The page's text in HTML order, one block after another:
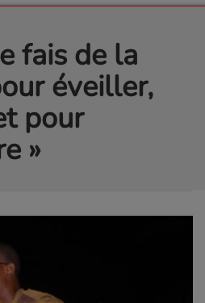
fais de la
éveiller,
pour
»